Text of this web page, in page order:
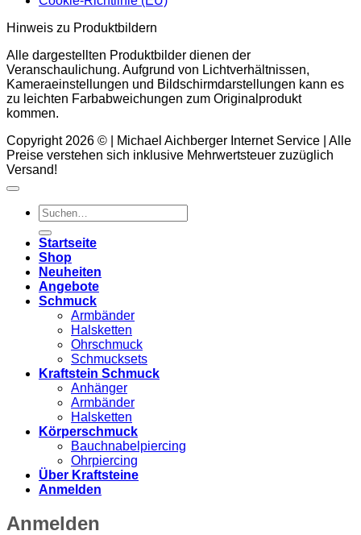
Hinweis zu Produktbildern
Alle dargestellten Produktbilder dienen der
Veranschaulichung. Aufgrund von Lichtverhältnissen,
Kameraeinstellungen und Bildschirmdarstellungen kann es
zu leichten Farbabweichungen zum Originalprodukt
kommen.
Copyright 2026 © | Michael Aichberger Internet Service | Alle
Preise verstehen sich inklusive Mehrwertsteuer zuzüglich
Versand!
Suchen
nach:
Startseite
Shop
Neuheiten
Angebote
Schmuck
Armbänder
Halsketten
Ohrschmuck
Schmucksets
Kraftstein Schmuck
Anhänger
Armbänder
Halsketten
Körperschmuck
Bauchnabelpiercing
Ohrpiercing
Über Kraftsteine
Anmelden
Anmelden